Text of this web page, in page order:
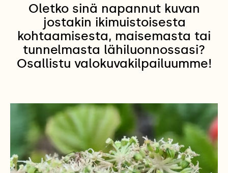
Oletko sinä napannut kuvan
jostakin ikimuistoisesta
kohtaamisesta, maisemasta tai
tunnelmasta lähiluonnossasi?
Osallistu valokuvakilpailuumme!